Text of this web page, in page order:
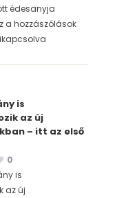
édesanyja
a hozzászólások
is
az új
– itt az első
0
is
az új